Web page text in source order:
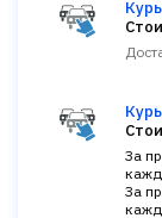
За
За